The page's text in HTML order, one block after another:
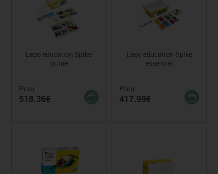
Lego education Spike
prime
Preu
518.36€
Lego education Spike
essential
Preu
417.99€